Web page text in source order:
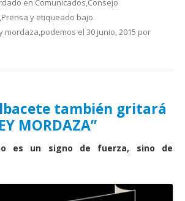
en Comunicados,Consejo
,Prensa y etiqueado bajo
mordaza,podemos el 30 junio, 2015 por
también gritará
MORDAZA”
es un signo de fuerza, sino de